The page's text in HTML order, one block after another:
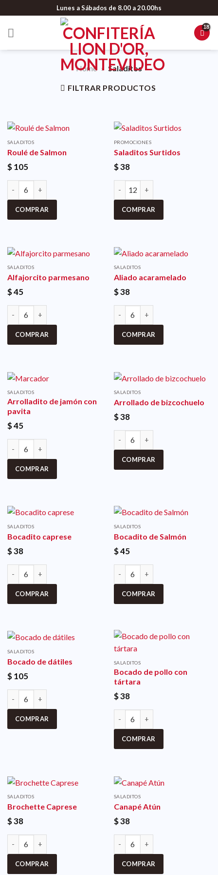
Lunes a Sábados de 8.00 a 20.00hs
Home » Saladitos
FILTRAR PRODUCTOS
SALADITOS
Roulé de Salmon
$105
COMPRAR
PROMOCIONES
Saladitos Surtidos
$38
COMPRAR
SALADITOS
Alfajorcito parmesano
$45
COMPRAR
SALADITOS
Aliado acaramelado
$38
COMPRAR
SALADITOS
Arrolladito de jamón con
pavita
$45
COMPRAR
SALADITOS
Arrollado de bizcochuelo
$38
COMPRAR
SALADITOS
Bocadito caprese
$38
COMPRAR
SALADITOS
Bocadito de Salmón
$45
COMPRAR
SALADITOS
Bocado de dátiles
$105
COMPRAR
SALADITOS
Bocado de pollo con
tártara
$38
COMPRAR
SALADITOS
Brochette Caprese
$38
COMPRAR
SALADITOS
Canapé Atún
$38
COMPRAR